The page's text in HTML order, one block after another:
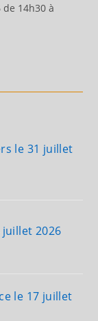
14h30 à
le 31 juillet
juillet 2026
le 17 juillet